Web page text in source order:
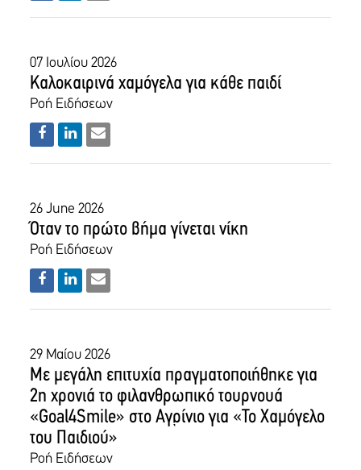
07 Ιουλίου 2026
Καλοκαιρινά χαμόγελα για κάθε παιδί
Ροή Ειδήσεων
26 June 2026
Όταν το πρώτο βήμα γίνεται νίκη
Ροή Ειδήσεων
29 Μαίου 2026
Με μεγάλη επιτυχία πραγματοποιήθηκε για
2η χρονιά το φιλανθρωπικό τουρνουά
«Goal4Smile» στο Αγρίνιο για «Το Χαμόγελο
του Παιδιού»
Ροή Ειδήσεων